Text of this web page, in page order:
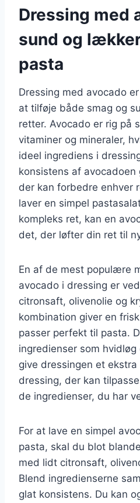
Dressing med
sund og
pasta
Dressing med avocado
at tilføje både smag og
retter. Avocado er rig på
vitaminer og mineraler,
ideel ingrediens i
konsistens af
der kan forbedre enhver
laver en simpel
kompleks ret, kan en
det, der løfter din ret til
En af de mest populære
avocado i dressing er
citronsaft, olivenolie og
kombination giver en
passer perfekt til pasta.
ingredienser som
give dressingen et
dressing, der kan
de ingredienser, du har
For at lave en simpel
pasta, skal du blot
med lidt citronsaft,
Blend ingredienserne
glat konsistens. Du kan